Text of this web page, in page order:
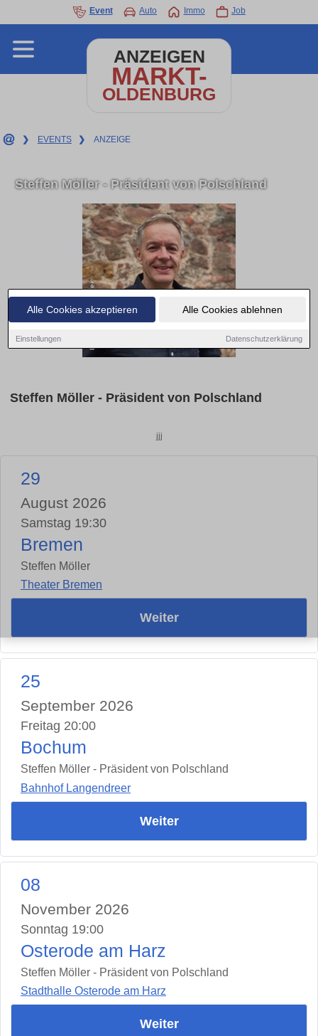
Alle Cookies akzeptieren Alle Cookies ablehnen
Einstellungen Datenschutzerklärung
Event Auto Immo Job
ANZEIGEN
MARKT-
OLDENBURG
❯ EVENTS ❯ ANZEIGE
Steffen Möller - Präsident von Polschland
Steffen Möller - Präsident von Polschland
jjj
29
August 2026
Samstag 19:30
Bremen
Steffen Möller
Theater Bremen
Weiter
25
September 2026
Freitag 20:00
Bochum
Steffen Möller - Präsident von Polschland
Bahnhof Langendreer
Weiter
08
November 2026
Sonntag 19:00
Osterode am Harz
Steffen Möller - Präsident von Polschland
Stadthalle Osterode am Harz
Weiter